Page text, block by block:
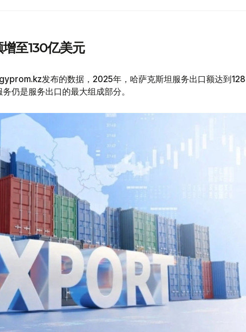
至130亿美元
发布的数据，2025年，哈萨克斯坦服务出口额达到128
仍是服务出口的最大组成部分。